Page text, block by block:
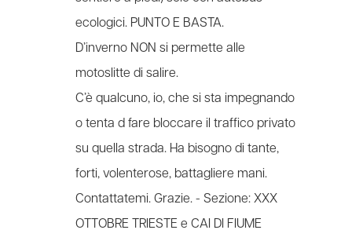
ecologici. PUNTO E BASTA.
D’inverno NON si permette alle
motoslitte di salire.
C’è qualcuno, io, che si sta impegnando
o tenta d fare bloccare il traffico privato
su quella strada. Ha bisogno di tante,
forti, volenterose, battagliere mani.
Contattatemi. Grazie. - Sezione: XXX
OTTOBRE TRIESTE e CAI DI FIUME